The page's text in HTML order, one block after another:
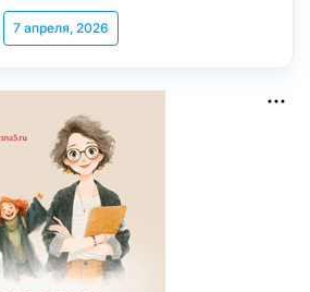
7 апреля, 2026